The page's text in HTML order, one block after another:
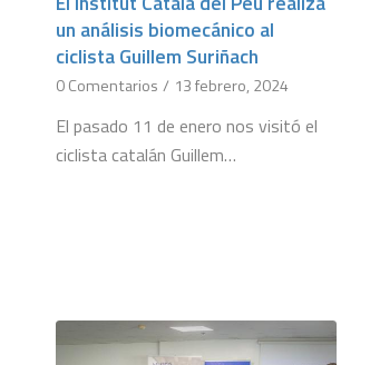
un análisis biomecánico al
ciclista Guillem Suriñach
0 Comentarios / 13 febrero, 2024
El pasado 11 de enero nos visitó el
ciclista catalán Guillem…